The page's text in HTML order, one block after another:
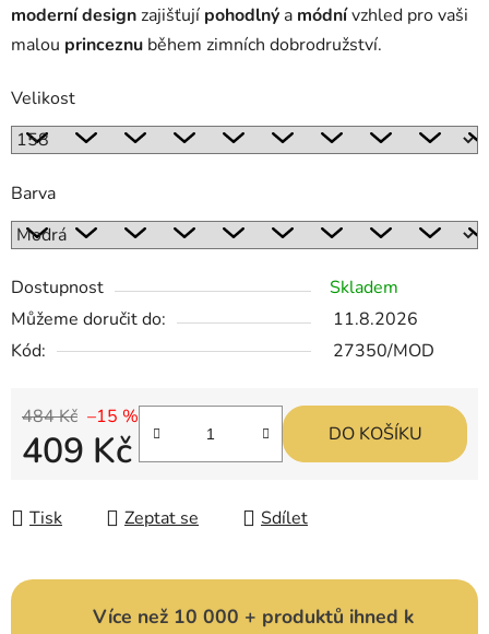
moderní designzajišťují pohodlný a módnívzhled pro vaši
malou princeznu během zimních dobrodružství.
Velikost
Barva
Dostupnost
Skladem
Můžeme doručit do:
11.8.2026
Kód:
27350/MOD
484 Kč –15 %
409 Kč DO KOŠÍKU
Tisk Zeptat se Sdílet
Více než 10 000 + produktů ihned k